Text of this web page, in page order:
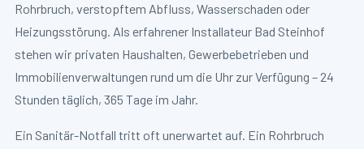
Rohrbruch, verstopftem Abfluss, Wasserschaden oder
Heizungsstörung. Als erfahrener Installateur Bad Steinhof
stehen wir privaten Haushalten, Gewerbebetrieben und
Immobilienverwaltungen rund um die Uhr zur Verfügung – 24
Stunden täglich, 365 Tage im Jahr.
Ein Sanitär-Notfall tritt oft unerwartet auf. Ein Rohrbruch